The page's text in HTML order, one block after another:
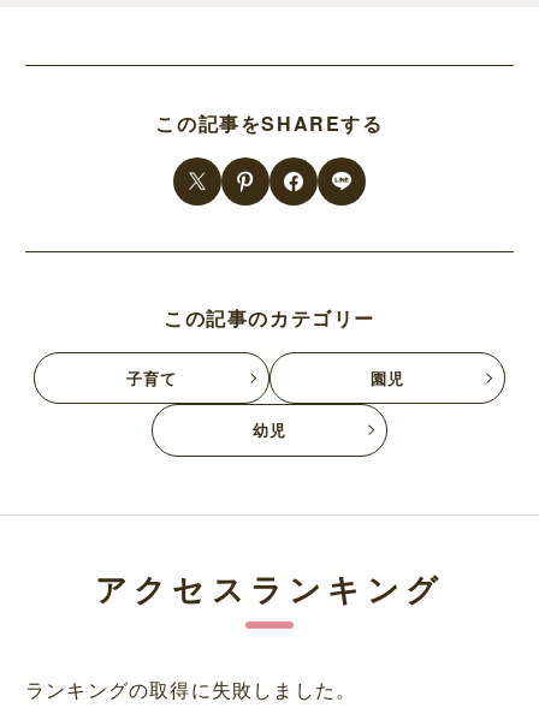
この記事をSHAREする
この記事のカテゴリー
子育て 園児
幼児
アクセスランキング
ランキングの取得に失敗しました。